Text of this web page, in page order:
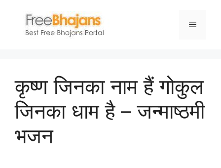
content
Menu
कृष्ण जिनका नाम हैं गोकुल
जिनका धाम है – जन्माष्ठमी
भजन